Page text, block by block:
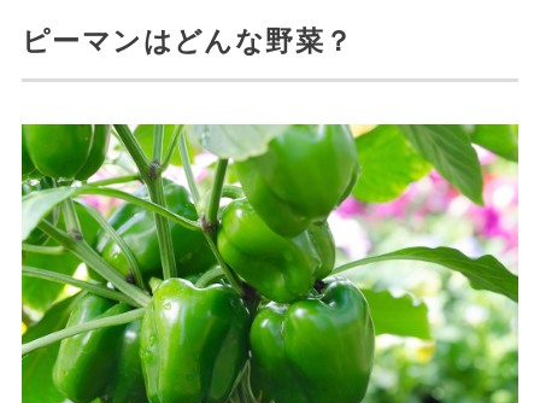
ピーマンはどんな野菜？